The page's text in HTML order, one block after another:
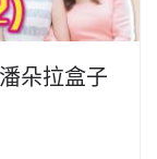
朵拉盒子